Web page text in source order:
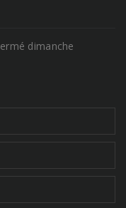
dimanche